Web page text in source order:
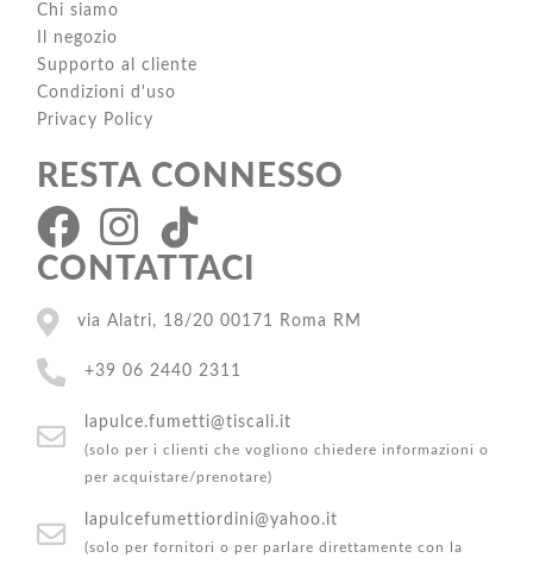
Chi siamo
Il negozio
Supporto al cliente
Condizioni d'uso
Privacy Policy
RESTA CONNESSO
CONTATTACI
via Alatri, 18/20 00171 Roma RM
+39 06 2440 2311
lapulce.fumetti@tiscali.it
(solo per i clienti che vogliono chiedere informazioni o
per acquistare/prenotare)
lapulcefumettiordini@yahoo.it
(solo per fornitori o per parlare direttamente con la